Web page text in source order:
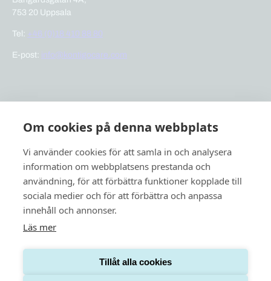
Om cookies på denna webbplats
Vi använder cookies för att samla in och analysera
information om webbplatsens prestanda och
användning, för att förbättra funktioner kopplade till
sociala medier och för att förbättra och anpassa
innehåll och annonser.
Läs mer
Tillåt alla cookies
753 20 Uppsala
Tel: +46 (0)18 410 88 80
E-post: info@kontigocare.com
Snabblänkar
Previct Care
Support
Om oss
Integritetspolicy